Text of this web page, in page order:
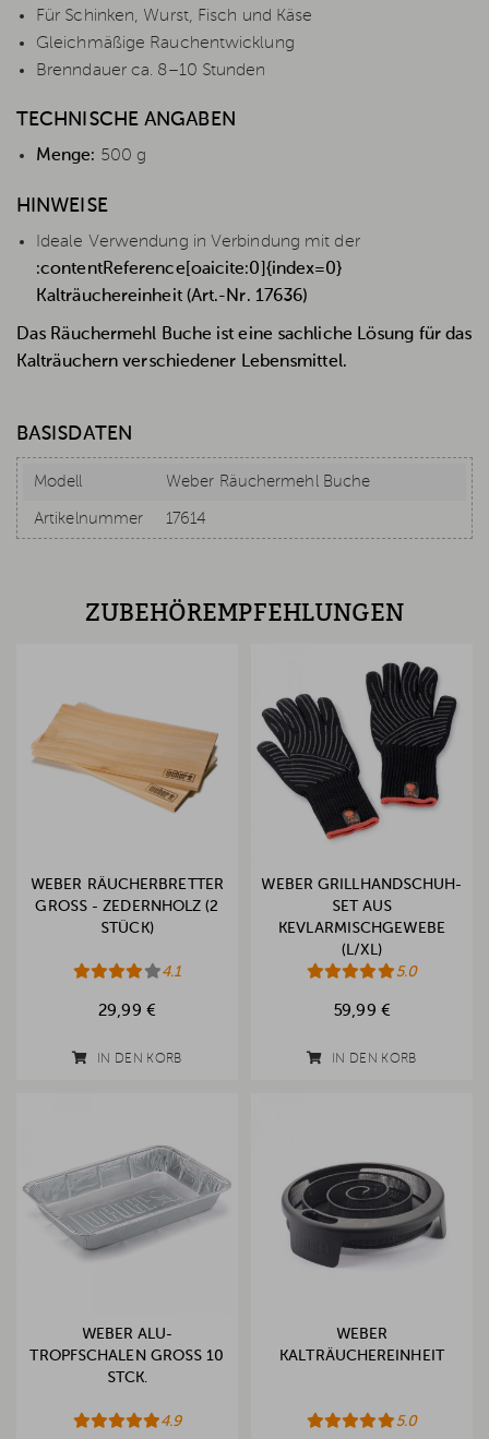
Für Schinken, Wurst, Fisch und Käse
Gleichmäßige Rauchentwicklung
Brenndauer ca. 8–10 Stunden
TECHNISCHE ANGABEN
Menge: 500 g
HINWEISE
Ideale Verwendung in Verbindung mit der
:contentReference[oaicite:0]{index=0}
Kalträuchereinheit (Art.-Nr. 17636)
Das Räuchermehl Buche ist eine sachliche Lösung für das
Kalträuchern verschiedener Lebensmittel.
BASISDATEN
Modell Weber Räuchermehl Buche
Artikelnummer 17614
ZUBEHÖREMPFEHLUNGEN
WEBER RÄUCHERBRETTER
GROSS - ZEDERNHOLZ (2 S
TÜCK)
4.1
29,99 €
IN DEN KORB
WEBER GRILLHANDSCHUH-
SET AUS
KEVLARMISCHGEWEBE
(L/XL)
5.0
59,99 €
IN DEN KORB
WEBER ALU-
TROPFSCHALEN GROSS 10 S
TCK.
4.9
WEBER
KALTRÄUCHEREINHEIT
5.0